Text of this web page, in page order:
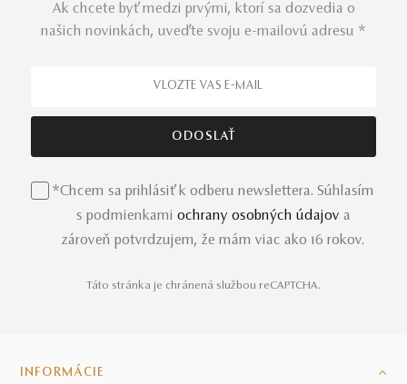
Ak chcete byť medzi prvými, ktorí sa dozvedia o
našich novinkách, uveďte svoju e-mailovú adresu *
*Chcem sa prihlásiť k odberu newslettera. Súhlasím
s podmienkami ochrany osobných údajov a
zároveň potvrdzujem, že mám viac ako 16 rokov.
Táto stránka je chránená službou reCAPTCHA.
INFORMÁCIE